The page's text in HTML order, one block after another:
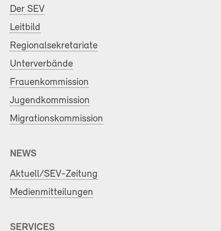
Der SEV
Leitbild
Regionalsekretariate
Unterverbände
Frauenkommission
Jugendkommission
Migrationskommission
NEWS
Aktuell/SEV-Zeitung
Medienmitteilungen
SERVICES